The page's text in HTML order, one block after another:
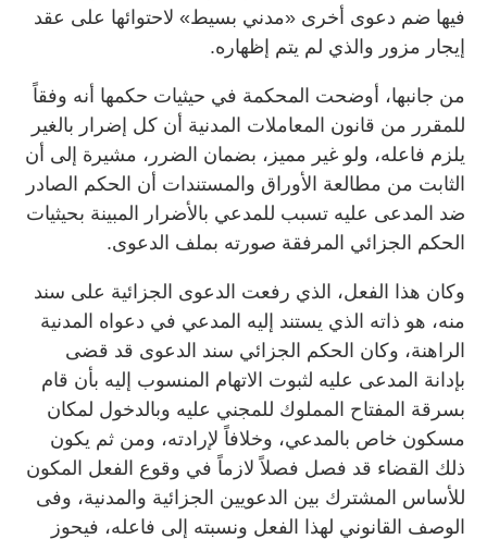
فيها ضم دعوى أخرى «مدني بسيط» لاحتوائها على عقد
إيجار مزور والذي لم يتم إظهاره.
من جانبها، أوضحت المحكمة في حيثيات حكمها أنه وفقاً
للمقرر من قانون المعاملات المدنية أن كل إضرار بالغير
يلزم فاعله، ولو غير مميز، بضمان الضرر، مشيرة إلى أن
الثابت من مطالعة الأوراق والمستندات أن الحكم الصادر
ضد المدعى عليه تسبب للمدعي بالأضرار المبينة بحيثيات
الحكم الجزائي المرفقة صورته بملف الدعوى.
وكان هذا الفعل، الذي رفعت الدعوى الجزائية على سند
منه، هو ذاته الذي يستند إليه المدعي في دعواه المدنية
الراهنة، وكان الحكم الجزائي سند الدعوى قد قضى
بإدانة المدعى عليه لثبوت الاتهام المنسوب إليه بأن قام
بسرقة المفتاح المملوك للمجني عليه وبالدخول لمكان
مسكون خاص بالمدعي، وخلافاً لإرادته، ومن ثم يكون
ذلك القضاء قد فصل فصلاً لازماً في وقوع الفعل المكون
للأساس المشترك بين الدعويين الجزائية والمدنية، وفى
الوصف القانوني لهذا الفعل ونسبته إلى فاعله، فيحوز